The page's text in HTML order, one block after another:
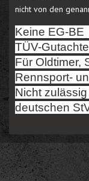
nicht von den
Keine EG-BE
TÜV-
Für Oldtimer,
Rennsport-
Nicht
deutschen